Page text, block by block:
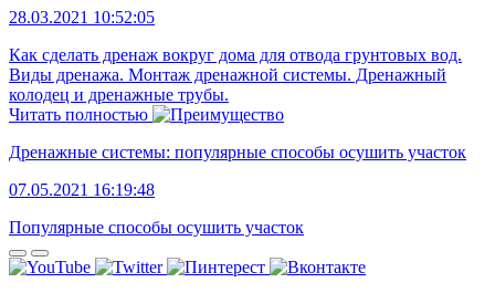
28.03.2021 10:52:05
Как сделать дренаж вокруг дома для отвода грунтовых вод.
Виды дренажа. Монтаж дренажной системы. Дренажный
колодец и дренажные трубы.
Читать полностью
Дренажные системы: популярные способы осушить участок
07.05.2021 16:19:48
Популярные способы осушить участок